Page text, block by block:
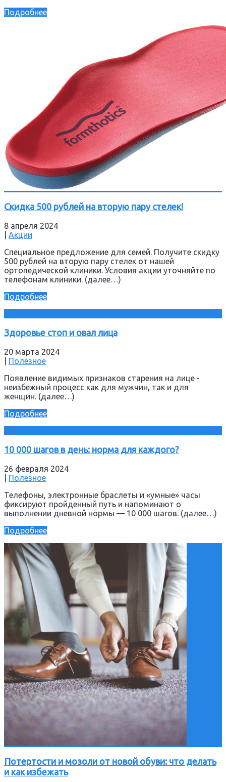
Подробнее
Скидка 500 рублей на вторую пару стелек!
8 апреля 2024
Акции
Специальное предложение для семей. Получите скидку
500 рублей на вторую пару стелек от нашей
ортопедической клиники. Условия акции уточняйте по
телефонам клиники. (далее…)
Подробнее
Здоровье стоп и овал лица
20 марта 2024
Полезное
Появление видимых признаков старения на лице -
неизбежный процесс как для мужчин, так и для
женщин. (далее…)
Подробнее
10 000 шагов в день: норма для каждого?
26 февраля 2024
Полезное
Телефоны, электронные браслеты и «умные» часы
фиксируют пройденный путь и напоминают о
выполнении дневной нормы — 10 000 шагов. (далее…)
Подробнее
Потертости и мозоли от новой обуви: что делать
и как избежать